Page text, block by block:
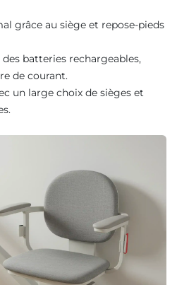
grâce au siège et repose-pieds
batteries rechargeables,
de courant.
un large choix de sièges et